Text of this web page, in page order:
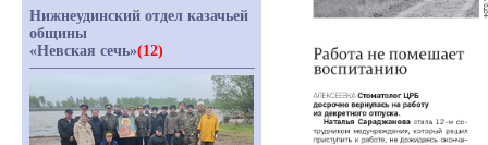
Нижнеудинский отдел казачьей
общины
«Невская сечь»(12)